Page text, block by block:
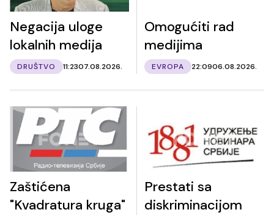
Negacija uloge
lokalnih medija
DRUŠTVO 11:2307.08.2026.
Omogućiti rad
medijima
EVROPA 22:0906.08.2026.
Zaštićena
"Kvadratura kruga"
Prestati sa
diskriminacijom